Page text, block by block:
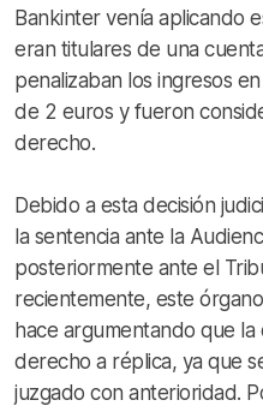
Bankinter venía aplicando
eran titulares de una
penalizaban los ingresos
de 2 euros y fueron
derecho.
Debido a esta decisión
la sentencia ante la
posteriormente ante el
recientemente, este
hace argumentando que
derecho a réplica, ya que
juzgado con anterioridad.